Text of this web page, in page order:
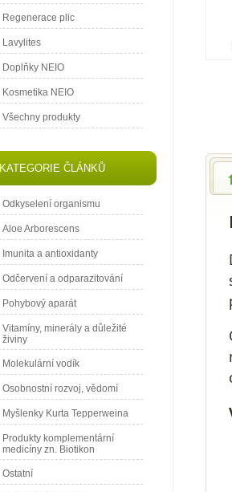
Regenerace plic
Lavylites
Doplňky NEIO
Kosmetika NEIO
Všechny produkty
KATEGORIE ČLÁNKŮ
Odkyselení organismu
Aloe Arborescens
Imunita a antioxidanty
Odčervení a odparazitování
Pohybový aparát
Vitamíny, minerály a důležité
živiny
Molekulární vodík
Osobnostní rozvoj, vědomí
Myšlenky Kurta Tepperweina
Produkty komplementární
medicíny zn. Biotikon
Ostatní